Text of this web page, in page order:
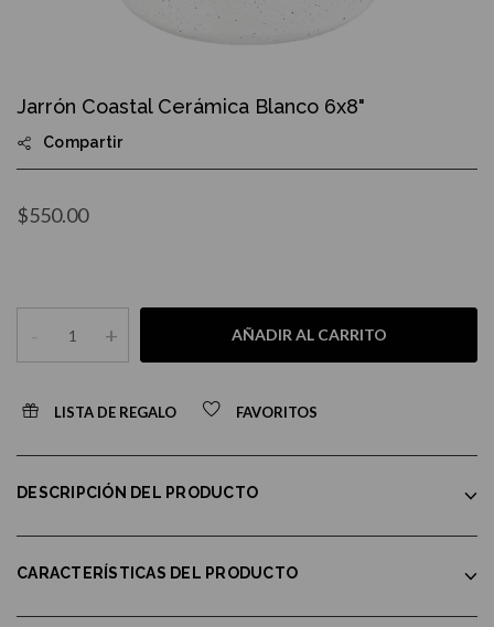
the
of
the
gallery
Jarrón Coastal Cerámica Blanco 6x8"
Compartir
$550.00
- + AÑADIR AL CARRITO
LISTA DE REGALO FAVORITOS
DESCRIPCIÓN DEL PRODUCTO
CARACTERÍSTICAS DEL PRODUCTO